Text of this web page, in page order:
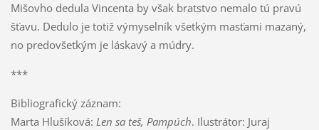
Mišovho dedula Vincenta by však bratstvo nemalo tú pravú
šťavu. Dedulo je totiž výmyselník všetkým masťami mazaný,
no predovšetkým je láskavý a múdry.
***
Bibliografický záznam:
Marta Hlušíková: Len sa teš, Pampúch. Ilustrátor: Juraj